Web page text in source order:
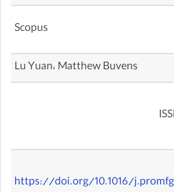
Scopus
Lu Yuan، Matthew Buvens
https://doi.org/10.1016/